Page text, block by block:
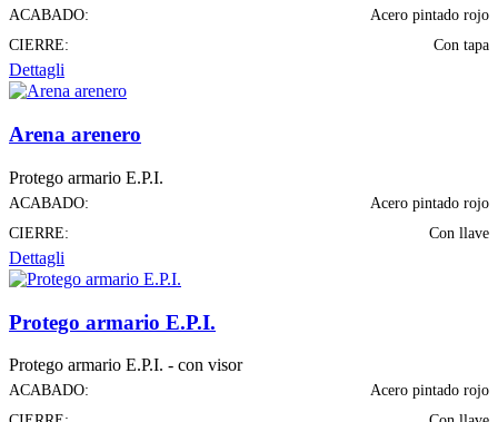
ACABADO:
Acero pintado rojo
CIERRE:
Con tapa
Dettagli
Arena arenero
Protego armario E.P.I.
ACABADO:
Acero pintado rojo
CIERRE:
Con llave
Dettagli
Protego armario E.P.I.
Protego armario E.P.I. - con visor
ACABADO:
Acero pintado rojo